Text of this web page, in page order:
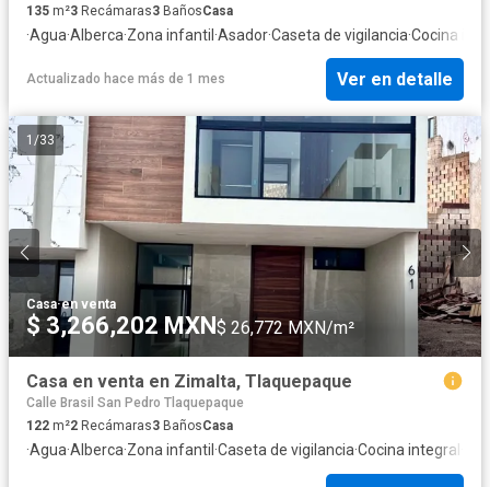
135 m²3 Recámaras3 BañosCasa
·Agua·Alberca·Zona infantil·Asador·Caseta de vigilancia·Cocina
Actualizado hace más de 1 mes Ver en detalle
1 /33
Casa·en venta
$ 3,266,202 MXN$ 26,772 MXN/m²
Casa en venta en Zimalta, Tlaquepaque
Calle Brasil San Pedro Tlaquepaque
122 m²2 Recámaras3 BañosCasa
·Agua·Alberca·Zona infantil ·Caseta de vigilancia·Cocina integral